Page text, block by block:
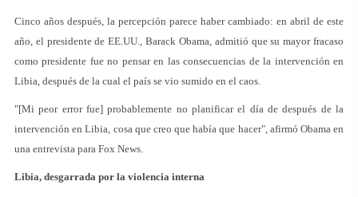
Cinco años después, la percepción parece haber cambiado: en abril de este
año, el presidente de EE.UU., Barack Obama, admitió que su mayor fracaso
como presidente fue no pensar en las consecuencias de la intervención en
Libia, después de la cual el país se vio sumido en el caos.
"[Mi peor error fue] probablemente no planificar el día de después de la
intervención en Libia, cosa que creo que había que hacer", afirmó Obama en
una entrevista para Fox News.
Libia, desgarrada por la violencia interna